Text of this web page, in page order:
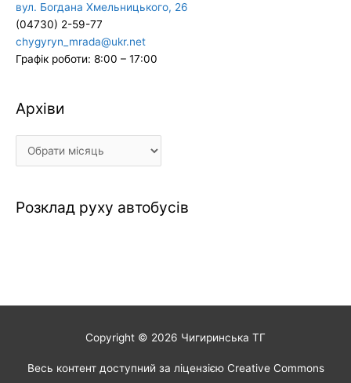
вул. Богдана Хмельницького, 26
(04730) 2-59-77
chygyryn_mrada@ukr.net
Графік роботи: 8:00 – 17:00
Архіви
Архіви
Розклад руху автобусів
Copyright © 2026 Чигиринська ТГ
Весь контент доступний за ліцензією Creative Commons